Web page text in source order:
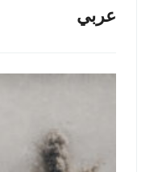
عربي